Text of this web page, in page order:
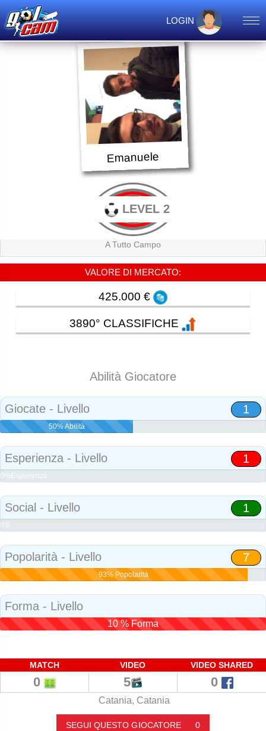
LOGIN
Emanuele
LEVEL 2
A Tutto Campo
VALORE DI MERCATO:
425.000 €
3890° CLASSIFICHE
Abilità Giocatore
Giocate - Livello 1
50% Abilità
Esperienza - Livello 1
0%Esperienza
Social - Livello 1
0%
Popolarità - Livello 7
93% Popolarità
Forma - Livello
10 % Forma
MATCH VIDEO VIDEO SHARED
0 5 0
Catania, Catania
SEGUI QUESTO GIOCATORE 0